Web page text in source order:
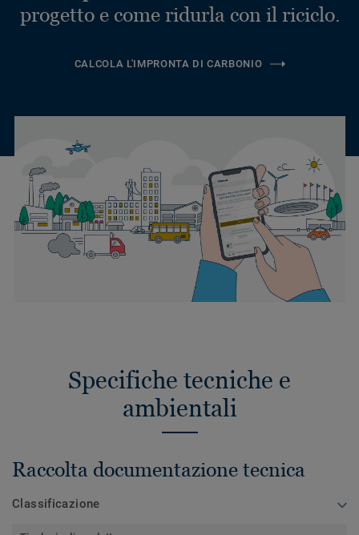
progetto e come ridurla con il riciclo.
CALCOLA L'IMPRONTA DI CARBONIO
Specifiche tecniche e
ambientali
Raccolta documentazione tecnica
Classificazione